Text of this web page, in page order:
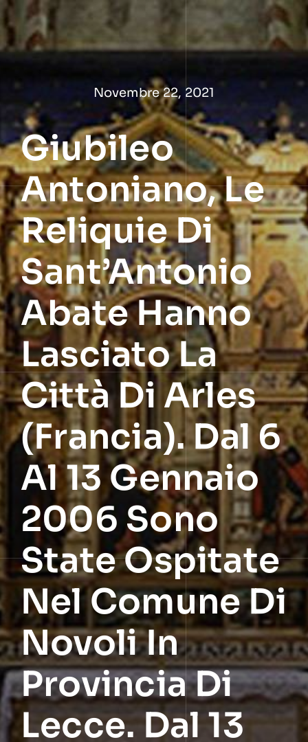
Salta
al
contenuto
Novembre 22, 2021
Giubileo
Antoniano, Le
Reliquie Di
Sant’Antonio
Abate Hanno
Lasciato La
Città Di Arles
(Francia). Dal 6
Al 13 Gennaio
2006 Sono
State Ospitate
Nel Comune Di
Novoli In
Provincia Di
Lecce. Dal 13